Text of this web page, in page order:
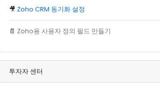
🎥 Zoho CRM 동기화 설정
📄 Zoho용 사용자 정의 필드 만들기
투자자 센터